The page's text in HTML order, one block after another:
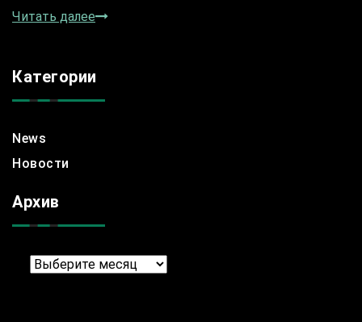
Читать далее
Категории
News
Новости
Архив
Архив